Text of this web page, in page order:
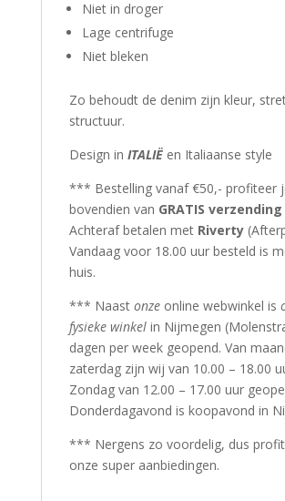
Niet in droger
Lage centrifuge
Niet bleken
Zo behoudt de denim zijn kleur,
structuur.
Design in ITALIËen Italiaanse style
*** Bestelling vanaf €50,- profiteer
bovendien van GRATIS verzending
Achteraf betalen met Riverty
Vandaag voor 18.00 uur besteld is
huis.
*** Naast onzeonline webwinkel is
fysieke winkelin Nijmegen
dagen per week geopend. Van
zaterdag zijn wij van 10.00 – 18.00
Zondag van 12.00 – 17.00 uur
Donderdagavond is koopavond in
*** Nergens zo voordelig, dus
onze super aanbiedingen.